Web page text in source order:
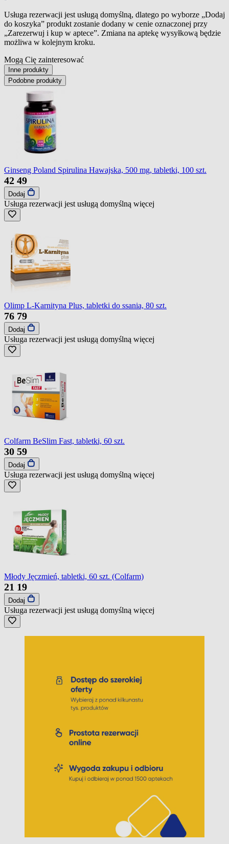
Usługa rezerwacji jest usługą domyślną, dlatego po wyborze „Dodaj
do koszyka” produkt zostanie dodany w cenie oznaczonej przy
„Zarezerwuj i kup w aptece”. Zmiana na aptekę wysyłkową będzie
możliwa w kolejnym kroku.
Mogą Cię zainteresować
Inne produkty
Podobne produkty
Ginseng Poland Spirulina Hawajska, 500 mg, tabletki, 100 szt.
42 49
Dodaj
Usługa rezerwacji jest usługą domyślną więcej
Olimp L-Karnityna Plus, tabletki do ssania, 80 szt.
76 79
Dodaj
Usługa rezerwacji jest usługą domyślną więcej
Colfarm BeSlim Fast, tabletki, 60 szt.
30 59
Dodaj
Usługa rezerwacji jest usługą domyślną więcej
Młody Jęczmień, tabletki, 60 szt. (Colfarm)
21 19
Dodaj
Usługa rezerwacji jest usługą domyślną więcej